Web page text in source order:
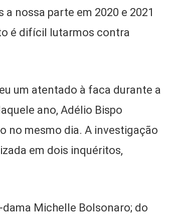
nossa parte em 2020 e 2021
é difícil lutarmos contra
um atentado à faca durante a
ano, Adélio Bispo
no mesmo dia. A investigação
em dois inquéritos,
Michelle Bolsonaro; do